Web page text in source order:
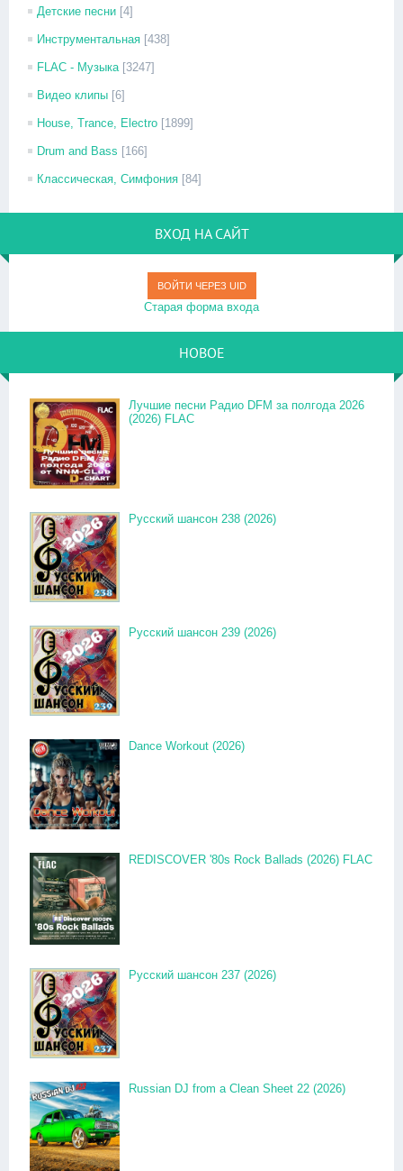
Детские песни [4]
Инструментальная [438]
FLAC - Музыка [3247]
Видео клипы [6]
House, Trance, Electro [1899]
Drum and Bass [166]
Классическая, Симфония [84]
ВХОД НА САЙТ
ВОЙТИ ЧЕРЕЗ UID
Старая форма входа
НОВОЕ
Лучшие песни Радио DFM за полгода 2026
(2026) FLAC
Русский шансон 238 (2026)
Русский шансон 239 (2026)
Dance Workout (2026)
REDISCOVER '80s Rock Ballads (2026) FLAC
Русский шансон 237 (2026)
Russian DJ from a Clean Sheet 22 (2026)